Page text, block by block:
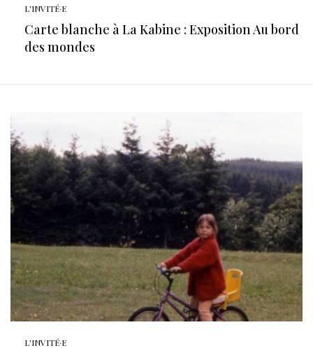
L'INVITÉ·E
Carte blanche à La Kabine : Exposition Au bord
des mondes
L'INVITÉ·E